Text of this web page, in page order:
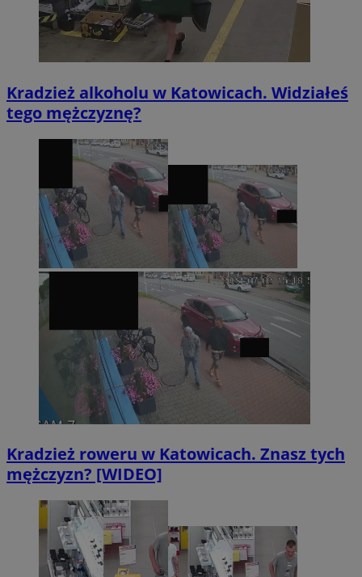
Kradzież alkoholu w Katowicach. Widziałeś
tego mężczyznę?
Kradzież roweru w Katowicach. Znasz tych
mężczyzn? [WIDEO]